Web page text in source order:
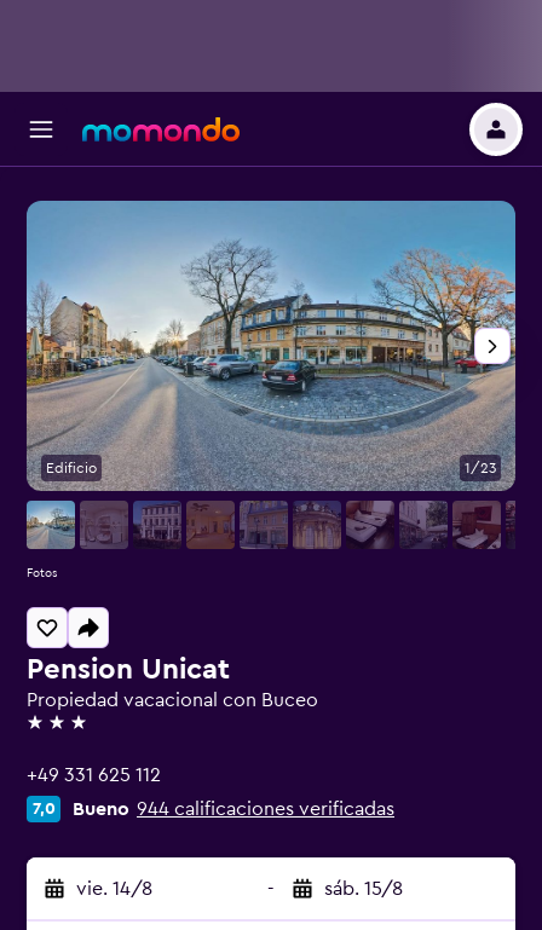
Pension Unicat
Propiedad vacacional con Buceo
3 estrellas
+49 331 625 112
7,0 Bueno 944 calificaciones verificadas
vie. 14/8 - sáb. 15/8
Edificio 1/23
Fotos